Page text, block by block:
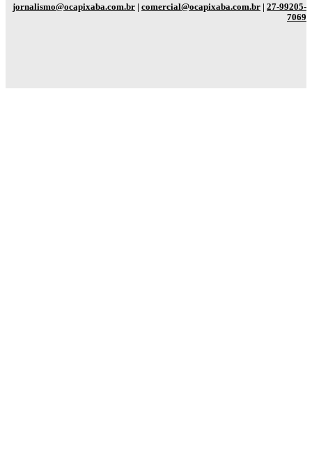
jornalismo@ocapixaba.com.br | comercial@ocapixaba.com.br | 27-99205-
7069